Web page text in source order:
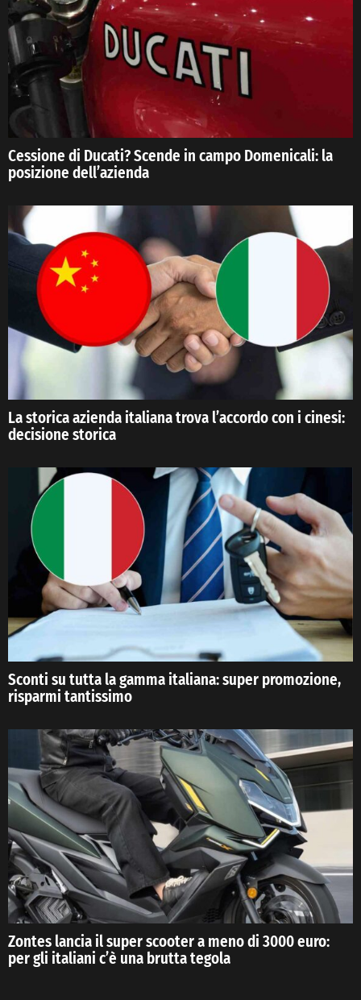
Cessione di Ducati? Scende in campo Domenicali: la
posizione dell’azienda
La storica azienda italiana trova l’accordo con i cinesi:
decisione storica
Sconti su tutta la gamma italiana: super promozione,
risparmi tantissimo
Zontes lancia il super scooter a meno di 3000 euro:
per gli italiani c’è una brutta tegola